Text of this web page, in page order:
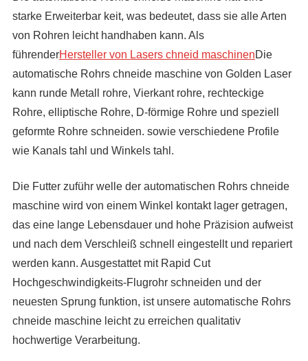
starke Erweiterbar keit, was bedeutet, dass sie alle Arten
von Rohren leicht handhaben kann. Als
führenderHersteller von Lasers chneid maschinenDie
automatische Rohrs chneide maschine von Golden Laser
kann runde Metall rohre, Vierkant rohre, rechteckige
Rohre, elliptische Rohre, D-förmige Rohre und speziell
geformte Rohre schneiden. sowie verschiedene Profile
wie Kanals tahl und Winkels tahl.
Die Futter zuführ welle der automatischen Rohrs chneide
maschine wird von einem Winkel kontakt lager getragen,
das eine lange Lebensdauer und hohe Präzision aufweist
und nach dem Verschleiß schnell eingestellt und repariert
werden kann. Ausgestattet mit Rapid Cut
Hochgeschwindigkeits-Flugrohr schneiden und der
neuesten Sprung funktion, ist unsere automatische Rohrs
chneide maschine leicht zu erreichen qualitativ
hochwertige Verarbeitung.